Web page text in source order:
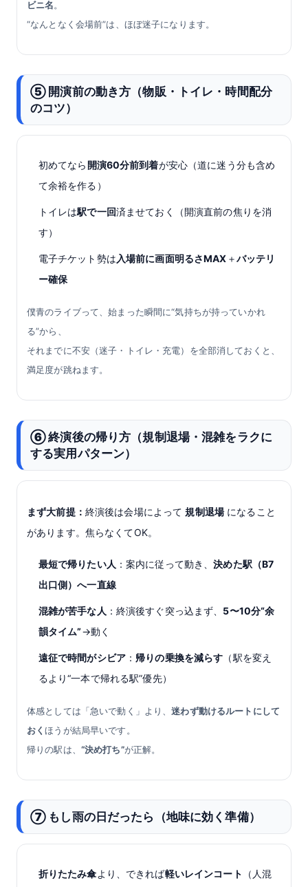
ビニ名。
“なんとなく会場前”は、ほぼ迷子になります。
⑤ 開演前の動き方（物販・トイレ・時間配分
のコツ）
初めてなら 開演60分前到着が安心（道に迷う分も含め
て余裕を作る）
トイレは駅で一回済ませておく（開演直前の焦りを消
す）
電子チケット勢は 入場前に画面明るさMAX ＋バッテリ
ー確保
僕青のライブって、始まった瞬間に“気持ちが持っていかれ
る”から、
それまでに不安（迷子・トイレ・充電）を全部消しておくと、
満足度が跳ねます。
⑥ 終演後の帰り方（規制退場・混雑をラクに
する実用パターン）
まず大前提： 終演後は会場によって規制退場になること
があります。焦らなくてOK。
最短で帰りたい人 ：案内に従って動き、決めた駅（B7
出口側）へ一直線
混雑が苦手な人 ：終演後すぐ突っ込まず、 5〜10分“余
韻タイム”→動く
遠征で時間がシビア ： 帰りの乗換を減らす （駅を変え
るより“一本で帰れる駅”優先）
体感としては「急いで動く」より、迷わず動けるルートにして
おくほうが結局早いです。
帰りの駅は、 “決め打ち”が正解。
⑦ もし雨の日だったら（地味に効く準備）
折りたたみ傘より、できれば軽いレインコート
（人混